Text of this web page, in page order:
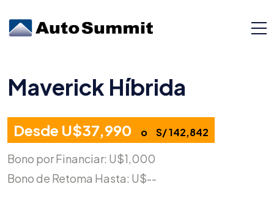
Maverick Híbrida
Desde U$37,990 o S/ 142,842
Bono por Financiar: U$1,000
Bono de Retoma Hasta: U$--